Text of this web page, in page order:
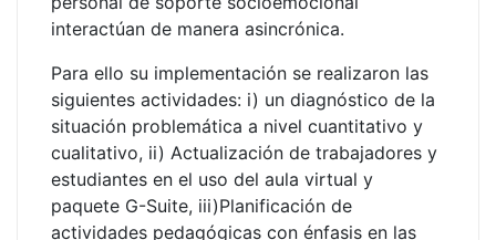
interactúan de manera asincrónica.
Para ello su implementación se realizaron las
siguientes actividades: i) un diagnóstico de la
situación problemática a nivel cuantitativo y
cualitativo, ii) Actualización de trabajadores y
estudiantes en el uso del aula virtual y
paquete G-Suite, iii)Planificación de
actividades pedagógicas con énfasis en las